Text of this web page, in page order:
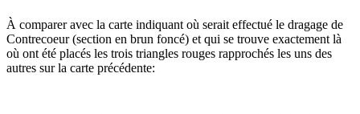
À comparer avec la carte indiquant où serait effectué le dragage de
Contrecoeur (section en brun foncé) et qui se trouve exactement là
où ont été placés les trois triangles rouges rapprochés les uns des
autres sur la carte précédente: